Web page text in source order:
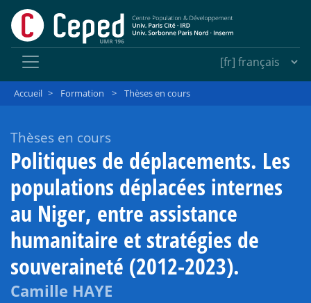
Accueil > Formation > Thèses en cours
Thèses en cours
Politiques de déplacements. Les
populations déplacées internes
au Niger, entre assistance
humanitaire et stratégies de
souveraineté (2012-2023).
Camille HAYE